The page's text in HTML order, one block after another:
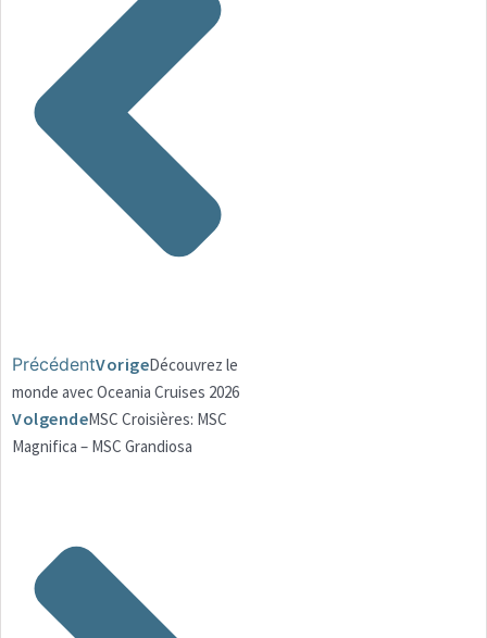
PrécédentVorigeDécouvrez le
monde avec Oceania Cruises 2026
VolgendeMSC Croisières: MSC
Magnifica – MSC Grandiosa